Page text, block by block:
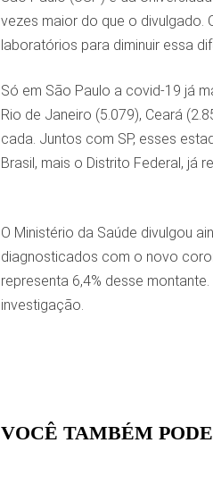
vezes maior do que o divulgado.
laboratórios para diminuir essa
Só em São Paulo a covid-19 já
Rio de Janeiro (5.079), Ceará
cada. Juntos com SP, esses
Brasil, mais o Distrito Federal, já
O Ministério da Saúde divulgou
diagnosticados com o novo
representa 6,4% desse
investigação.
VOCÊ TAMBÉM